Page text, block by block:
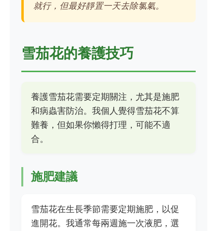
就行，但最好靜置一天去除氯氣。
雪茄花的養護技巧
養護雪茄花需要定期關注，尤其是施肥
和病蟲害防治。我個人覺得雪茄花不算
難養，但如果你懶得打理，可能不適
合。
施肥建議
雪茄花在生長季節需要定期施肥，以促
進開花。我通常每兩週施一次液肥，選